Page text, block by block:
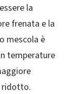
la
frenata e la
mescola è
temperature
ridotto.